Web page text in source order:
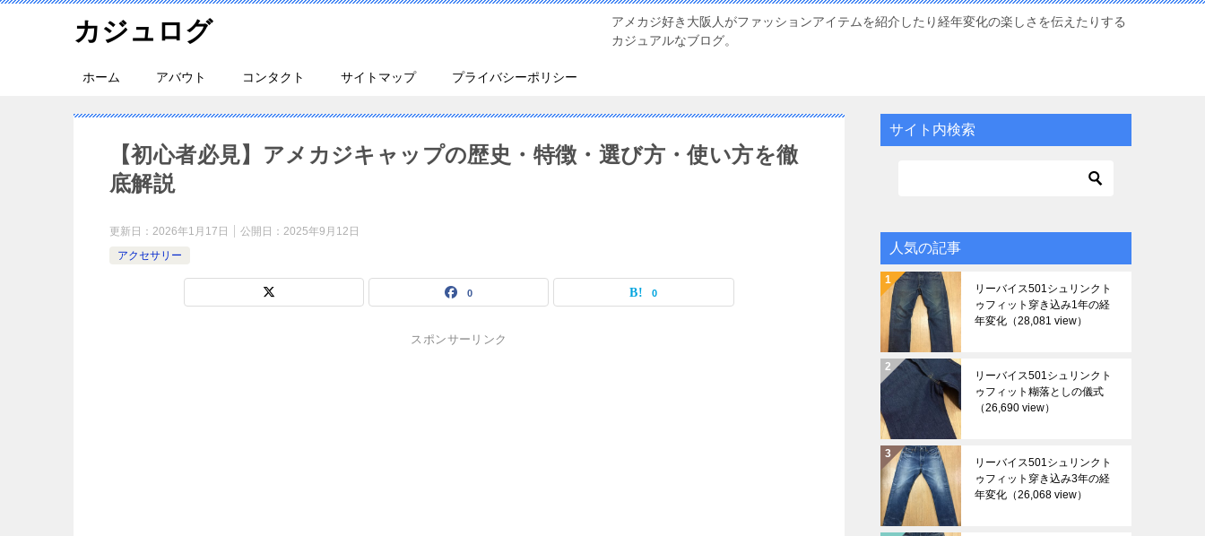
カジュログ
アメカジ好き大阪人がファッションアイテムを紹介したり経年変化の楽しさを伝えたりする
カジュアルなブログ。
ホーム アバウト コンタクト サイトマップ プライバシーポリシー
【初心者必見】アメカジキャップの歴史・特徴・選び方・使い方を徹
底解説
更新日： 2026年1月17日 公開日： 2025年9月12日
アクセサリー
0 0
スポンサーリンク
サイト内検索
人気の記事
リーバイス501シュリンクト
ゥフィット穿き込み1年の経
年変化 （28,081 view）
リーバイス501シュリンクト
ゥフィット糊落としの儀式
（26,690 view）
リーバイス501シュリンクト
ゥフィット穿き込み3年の経
年変化 （26,068 view）